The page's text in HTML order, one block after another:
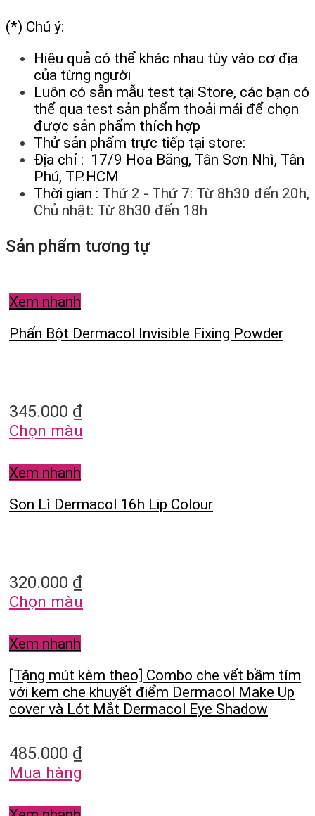
(*) Chú ý:
Hiệu quả có thể khác nhau tùy vào cơ địa
của từng người
Luôn có sẵn mẫu test tại Store, các bạn có
thể qua test sản phẩm thoải mái để chọn
được sản phẩm thích hợp
Thử sản phẩm trực tiếp tại store:
Địa chỉ : 17/9 Hoa Bằng, Tân Sơn Nhì, Tân
Phú, TP.HCM
Thời gian : Thứ 2 - Thứ 7: Từ 8h30 đến 20h,
Chủ nhật: Từ 8h30 đến 18h
Sản phẩm tương tự
Xem nhanh
Phấn Bột Dermacol Invisible Fixing Powder
345.000 ₫
Chọn màu
Xem nhanh
Son Lì Dermacol 16h Lip Colour
320.000 ₫
Chọn màu
Xem nhanh
[Tặng mút kèm theo] Combo che vết bầm tím
với kem che khuyết điểm Dermacol Make Up
cover và Lót Mắt Dermacol Eye Shadow
485.000 ₫
Mua hàng